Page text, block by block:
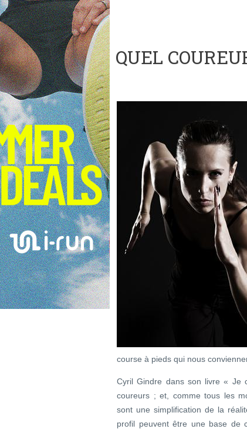
QUEL
course à pieds qui nous
Cyril Gindre dans son livre « Je
coureurs ; et, comme tous les
sont une simplification de la
profil peuvent être une base de